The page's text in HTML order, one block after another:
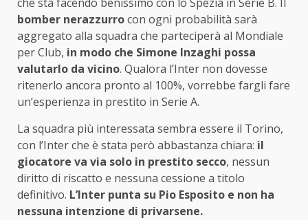
bomber nerazzurrocon ogni probabilità sarà
aggregato alla squadra che parteciperà al Mondiale
per Club, in modo che Simone Inzaghi possa
valutarlo da vicino. Qualora l’Inter non dovesse
ritenerlo ancora pronto al 100%, vorrebbe fargli fare
un’esperienza in prestito in Serie A.
La squadra più interessata sembra essere il Torino,
con l’Inter che è stata però abbastanza chiara: il
giocatore va via solo in prestito secco, nessun
diritto di riscatto e nessuna cessione a titolo
definitivo. L’Inter punta su Pio Esposito e non ha
nessuna intenzione di privarsene.